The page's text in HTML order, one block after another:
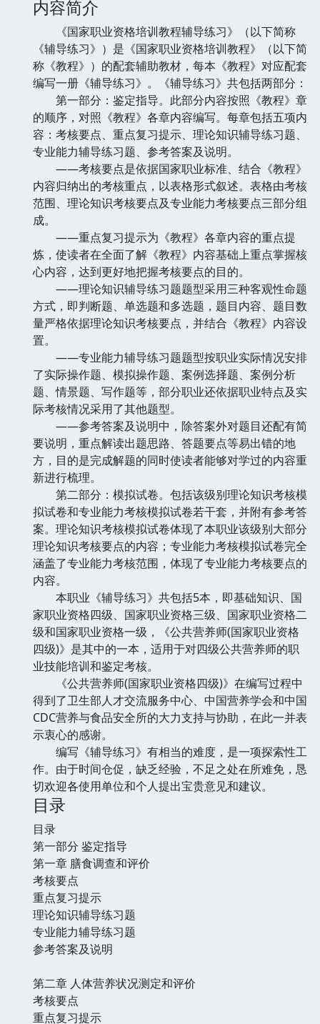
内容简介
《国家职业资格培训教程辅导练习》（以下简称
《辅导练习》）是《国家职业资格培训教程》（以下简
称《教程》）的配套辅助教材，每本《教程》对应配套
编写一册《辅导练习》。《辅导练习》共包括两部分：
第一部分：鉴定指导。此部分内容按照《教程》章
的顺序，对照《教程》各章内容编写。每章包括五项内
容：考核要点、重点复习提示、理论知识辅导练习题、
专业能力辅导练习题、参考答案及说明。
——考核要点是依据国家职业标准、结合《教程》
内容归纳出的考核重点，以表格形式叙述。表格由考核
范围、理论知识考核要点及专业能力考核要点三部分组
成。
——重点复习提示为《教程》各章内容的重点提
炼，使读者在全面了解《教程》内容基础上重点掌握核
心内容，达到更好地把握考核要点的目的。
——理论知识辅导练习题题型采用三种客观性命题
方式，即判断题、单选题和多选题，题目内容、题目数
量严格依据理论知识考核要点，并结合《教程》内容设
置。
——专业能力辅导练习题题型按职业实际情况安排
了实际操作题、模拟操作题、案例选择题、案例分析
题、情景题、写作题等，部分职业还依据职业特点及实
际考核情况采用了其他题型。
——参考答案及说明中，除答案外对题目还配有简
要说明，重点解读出题思路、答题要点等易出错的地
方，目的是完成解题的同时使读者能够对学过的内容重
新进行梳理。
第二部分：模拟试卷。包括该级别理论知识考核模
拟试卷和专业能力考核模拟试卷若干套，并附有参考答
案。理论知识考核模拟试卷体现了本职业该级别大部分
理论知识考核要点的内容；专业能力考核模拟试卷完全
涵盖了专业能力考核范围，体现了专业能力考核要点的
内容。
本职业《辅导练习》共包括5本，即基础知识、国
家职业资格四级、国家职业资格三级、国家职业资格二
级和国家职业资格一级，《公共营养师(国家职业资格
四级)》是其中的一本，适用于对四级公共营养师的职
业技能培训和鉴定考核。
《公共营养师(国家职业资格四级)》在编写过程中
得到了卫生部人才交流服务中心、中国营养学会和中国
CDC营养与食品安全所的大力支持与协助，在此一并表
示衷心的感谢。
编写《辅导练习》有相当的难度，是一项探索性工
作。由于时间仓促，缺乏经验，不足之处在所难免，恳
切欢迎各使用单位和个人提出宝贵意见和建议。
目录
目录
第一部分 鉴定指导
第一章 膳食调查和评价
考核要点
重点复习提示
理论知识辅导练习题
专业能力辅导练习题
参考答案及说明
第二章 人体营养状况测定和评价
考核要点
重点复习提示